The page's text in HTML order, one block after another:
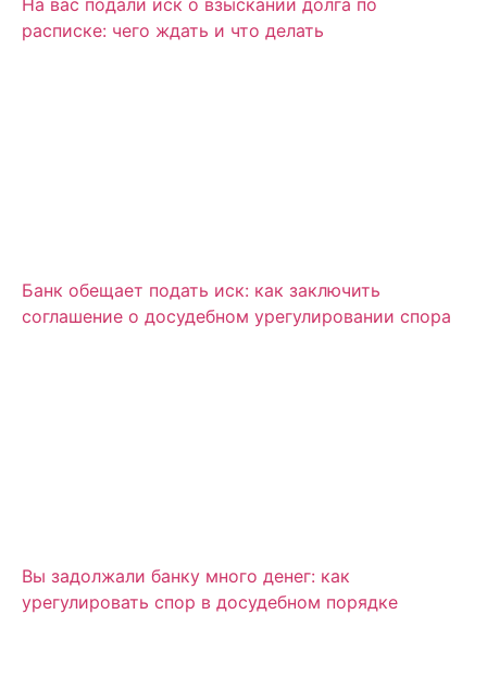
На вас подали иск о взыскании долга по
расписке: чего ждать и что делать
Банк обещает подать иск: как заключить
соглашение о досудебном урегулировании спора
Вы задолжали банку много денег: как
урегулировать спор в досудебном порядке